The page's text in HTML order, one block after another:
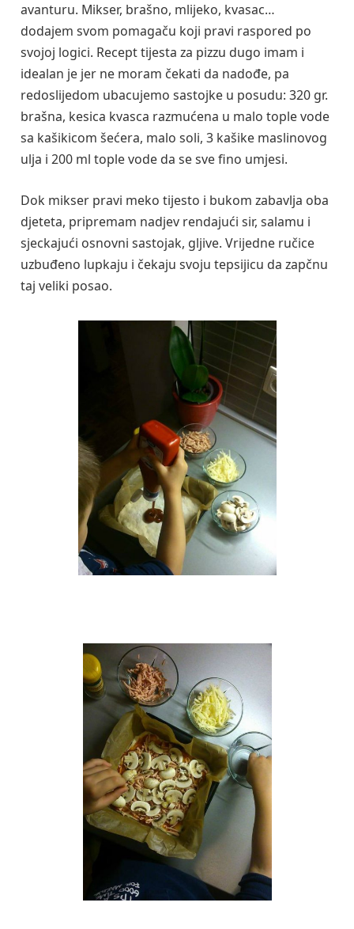
avanturu. Mikser, brašno, mlijeko, kvasac…
dodajem svom pomagaču koji pravi raspored po
svojoj logici. Recept tijesta za pizzu dugo imam i
idealan je jer ne moram čekati da nadođe, pa
redoslijedom ubacujemo sastojke u posudu: 320 gr.
brašna, kesica kvasca razmućena u malo tople vode
sa kašikicom šećera, malo soli, 3 kašike maslinovog
ulja i 200 ml tople vode da se sve fino umjesi.
Dok mikser pravi meko tijesto i bukom zabavlja oba
djeteta, pripremam nadjev rendajući sir, salamu i
sjeckajući osnovni sastojak, gljive. Vrijedne ručice
uzbuđeno lupkaju i čekaju svoju tepsijicu da zapčnu
taj veliki posao.